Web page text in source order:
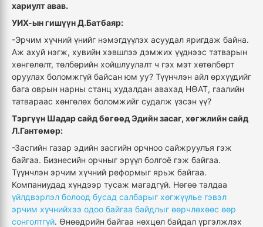
хариулт авав.
УИХ-ын гишүүн Д.Батбаяр:
-Эрчим хүчний үнийг нэмэгдүүлэх асуудал яригдаж байна.
Аж ахуй нэгж, хувийн хэвшлээ дэмжих үүднээс татварын
хөнгөлөлт, төлбөрийн хойшлуулалт ч гэх мэт хөтөлбөрт
оруулах боломжгүй байсан юм уу? Түүнчлэн айл өрхүүдийг
бага оврын нарны станц худалдан авахад НӨАТ, гаалийн
татвараас хөнгөлөх боломжийг судалж үзсэн үү?
Тэргүүн Шадар сайд бөгөөд Эдийн засаг, хөгжлийн сайд
Л.Гантөмөр:
-Засгийн газар эдийн засгийн орчноо сайжруулъя гэж
байгаа. Бизнесийн орчныг эрүүл болгоё гэж байгаа.
Түүнчлэн эрчим хүчний реформыг ярьж байгаа.
Компаниудад хүндээр тусаж магадгүй. Нөгөө талдаа
үйлдвэрлэл болоод бусад салбарыг хөгжүүлье гэвэл
эрчим хүчнийхээ одоо байгаа байдлыг өөрчлөхөөс өөр
сонголтгүй. Өнөөдрийн байгаа нөхцөл байдал үргэлжлэх